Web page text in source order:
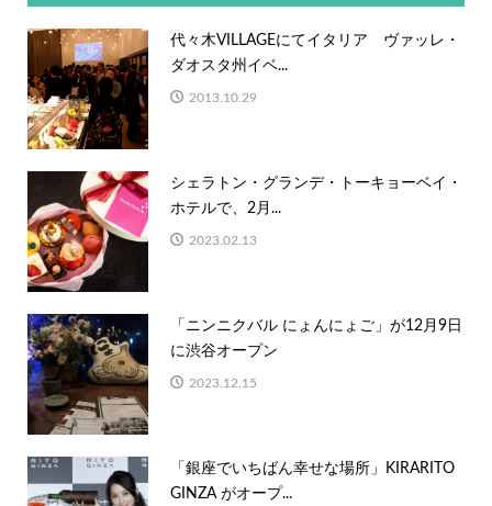
代々木VILLAGEにてイタリア ヴァッレ・
ダオスタ州イベ...
2013.10.29
シェラトン・グランデ・トーキョーベイ・
ホテルで、2月...
2023.02.13
「ニンニクバル にょんにょご」が12月9日
に渋谷オープン
2023.12.15
「銀座でいちばん幸せな場所」KIRARITO
GINZA がオープ...